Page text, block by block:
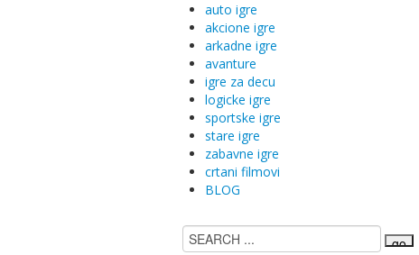
auto igre
akcione igre
arkadne igre
avanture
igre za decu
logicke igre
sportske igre
stare igre
zabavne igre
crtani filmovi
BLOG